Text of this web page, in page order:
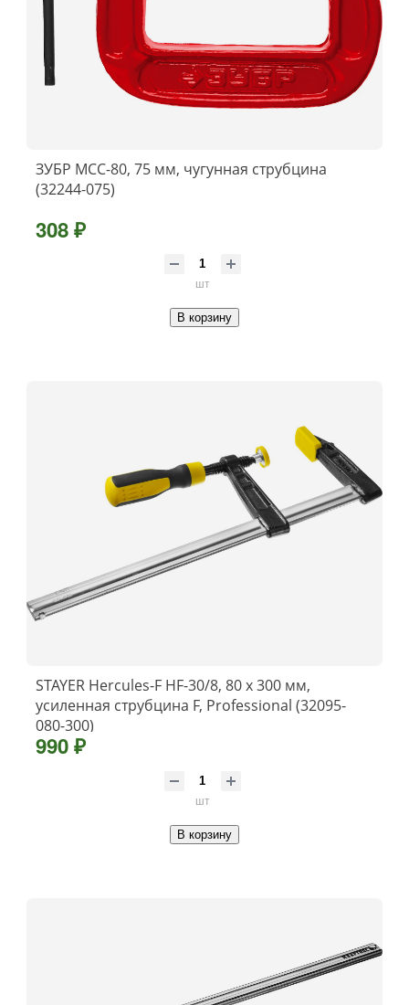
ЗУБР МСС-80, 75 мм, чугунная струбцина
(32244-075)
308 ₽
шт
В корзину
STAYER Hercules-F HF-30/8, 80 х 300 мм,
усиленная струбцина F, Professional (32095-
080-300)
990 ₽
шт
В корзину